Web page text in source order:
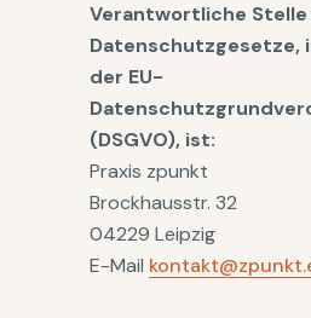
Verantwortliche Stelle
Datenschutzgesetze,
der EU-
(DSGVO), ist:
Praxis zpunkt
Brockhausstr. 32
04229 Leipzig
E-Mail